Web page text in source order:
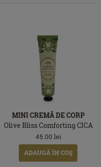
MINI CREMĂ DE CORP
Olive Bliss Comforting CICA
45.00 lei
ADAUGĂ ÎN COŞ